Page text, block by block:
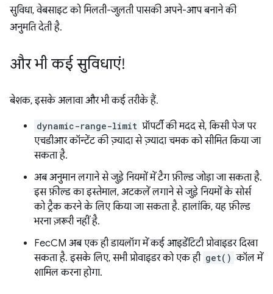
सुविधा, वेबसाइट को मिलती-जुलती पासकी अपने-आप बनाने की
अनुमति देती है.
और भी कई सुविधाएं!
बेशक, इसके अलावा और भी कई तरीके हैं.
dynamic-range-limit प्रॉपर्टी की मदद से, किसी पेज पर
एचडीआर कॉन्टेंट की ज़्यादा से ज़्यादा चमक को सीमित किया जा
सकता है.
अब अनुमान लगाने से जुड़े नियमों में टैग फ़ील्ड जोड़ा जा सकता है.
इस फ़ील्ड का इस्तेमाल, अटकलें लगाने से जुड़े नियमों के सोर्स
को ट्रैक करने के लिए किया जा सकता है. हालांकि, यह फ़ील्ड
भरना ज़रूरी नहीं है.
FecCM अब एक ही डायलॉग में कई आइडेंटिटी प्रोवाइडर दिखा
सकता है. इसके लिए, सभी प्रोवाइडर को एक ही get() कॉल में
शामिल करना होगा.